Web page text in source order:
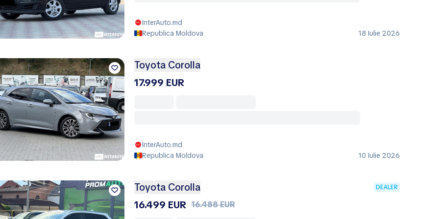
InterAuto.md
Republica Moldova
18 Iulie 2026
Toyota Corolla
17.999 EUR
InterAuto.md
Republica Moldova
10 Iulie 2026
Toyota Corolla DEALER
16.499 EUR 16.488 EUR